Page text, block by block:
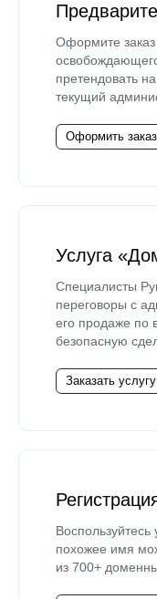
Оформите
претендовать
текущий
Оформить заказ
Услуга
Специалисты
переговоры с
его продаже по
безопасную
Заказать услугу
похожее имя
из 700+